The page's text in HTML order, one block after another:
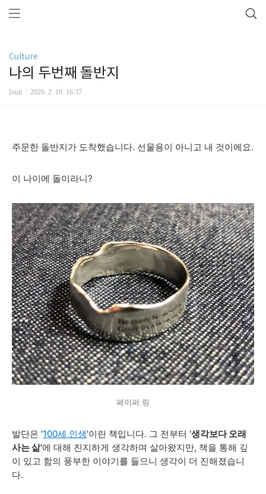
Culture
나의 두번째 돌반지
Inuit 2020. 2. 19. 16:37
주문한 돌반지가 도착했습니다. 선물용이 아니고 내 것이에요.
이 나이에 돌이라니?
페이퍼 링
발단은 '100세 인생'이란 책입니다. 그 전부터 '생각보다 오래
사는삶'에 대해 진지하게 생각하며 살아왔지만, 책을 통해 깊
이 있고 함의 풍부한 이야기를 들으니 생각이 더 진해졌습니
다.